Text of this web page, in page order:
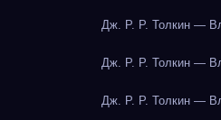
Дж. Р. Р. Толкин —
Дж. Р. Р. Толкин —
Дж. Р. Р. Толкин —